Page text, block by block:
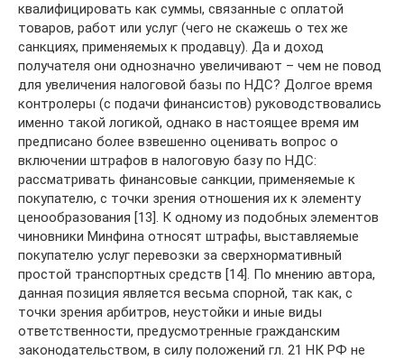
квалифицировать как суммы, связанные с оплатой
товаров, работ или услуг (чего не скажешь о тех же
санкциях, применяемых к продавцу). Да и доход
получателя они однозначно увеличивают – чем не повод
для увеличения налоговой базы по НДС? Долгое время
контролеры (с подачи финансистов) руководствовались
именно такой логикой, однако в настоящее время им
предписано более взвешенно оценивать вопрос о
включении штрафов в налоговую базу по НДС:
рассматривать финансовые санкции, применяемые к
покупателю, с точки зрения отношения их к элементу
ценообразования [13]. К одному из подобных элементов
чиновники Минфина относят штрафы, выставляемые
покупателю услуг перевозки за сверхнормативный
простой транспортных средств [14]. По мнению автора,
данная позиция является весьма спорной, так как, с
точки зрения арбитров, неустойки и иные виды
ответственности, предусмотренные гражданским
законодательством, в силу положений гл. 21 НК РФ не